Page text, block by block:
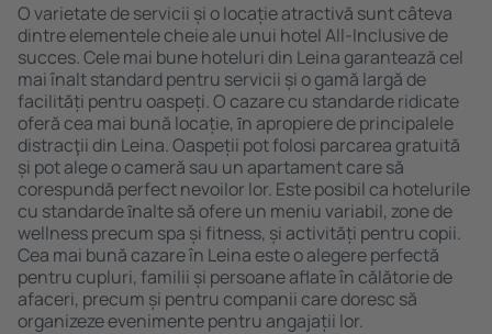
O varietate de servicii și o locație atractivă sunt câteva
dintre elementele cheie ale unui hotel All-Inclusive de
succes. Cele mai bune hoteluri din Leina garantează cel
mai înalt standard pentru servicii și o gamă largă de
facilități pentru oaspeți. O cazare cu standarde ridicate
oferă cea mai bună locație, ȋn apropiere de principalele
distracţii din Leina. Oaspeții pot folosi parcarea gratuită
și pot alege o cameră sau un apartament care să
corespundă perfect nevoilor lor. Este posibil ca hotelurile
cu standarde ȋnalte să ofere un meniu variabil, zone de
wellness precum spa și fitness, și activități pentru copii.
Cea mai bună cazare în Leina este o alegere perfectă
pentru cupluri, familii și persoane aflate în călătorie de
afaceri, precum și pentru companii care doresc să
organizeze evenimente pentru angajații lor.